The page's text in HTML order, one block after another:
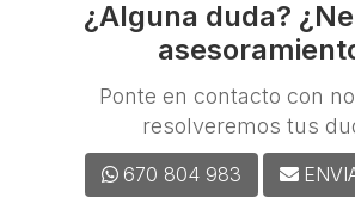
¿Alguna duda?
Ponte en contacto con
resolveremos tus
670 804 983